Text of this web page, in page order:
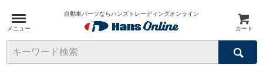
メニュー
自動車パーツならハンズトレーディングオンライン
カート
キーワード検索 検索